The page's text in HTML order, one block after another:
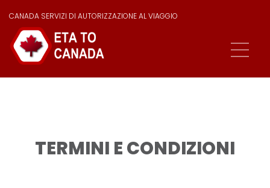
CANADA SERVIZI DI AUTORIZZAZIONE AL VIAGGIO
TERMINI E CONDIZIONI